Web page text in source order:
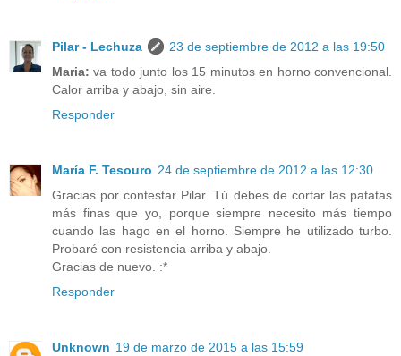
Pilar - Lechuza
23 de septiembre de 2012 a las 19:50
Maria: va todo junto los 15 minutos en horno convencional.
Calor arriba y abajo, sin aire.
Responder
María F. Tesouro 24 de septiembre de 2012 a las 12:30
Gracias por contestar Pilar. Tú debes de cortar las patatas
más finas que yo, porque siempre necesito más tiempo
cuando las hago en el horno. Siempre he utilizado turbo.
Probaré con resistencia arriba y abajo.
Gracias de nuevo. :*
Responder
Unknown 19 de marzo de 2015 a las 15:59